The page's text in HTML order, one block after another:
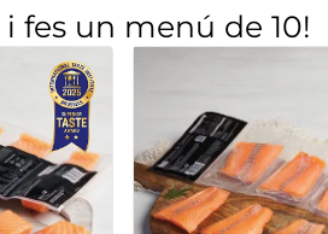
fes un menú de 10!